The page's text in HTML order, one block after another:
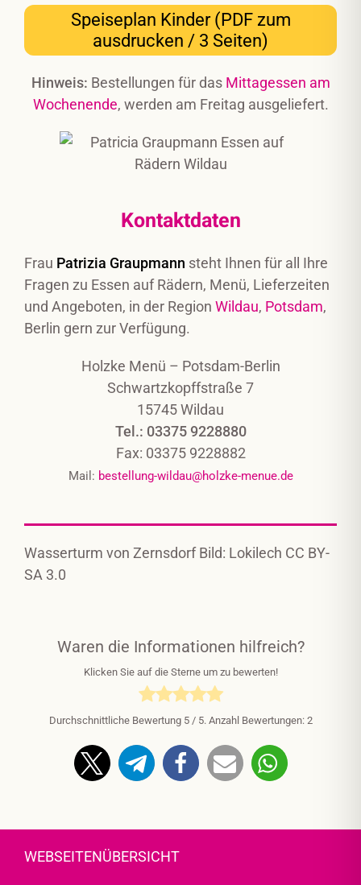
Speiseplan Kinder (PDF zum
ausdrucken / 3 Seiten)
Hinweis: Bestellungen für das Mittagessen am
Wochenende, werden am Freitag ausgeliefert.
Kontaktdaten
Frau Patrizia Graupmann steht Ihnen für all Ihre
Fragen zu Essen auf Rädern, Menü, Lieferzeiten
und Angeboten, in der Region Wildau, Potsdam,
Berlin gern zur Verfügung.
Holzke Menü – Potsdam-Berlin
Schwartzkopffstraße 7
15745 Wildau
Tel.: 03375 9228880
Fax: 03375 9228882
Mail: bestellung-wildau@holzke-menue.de
Wasserturm von Zernsdorf Bild: Lokilech CC BY-
SA 3.0
Waren die Informationen hilfreich?
Klicken Sie auf die Sterne um zu bewerten!
Durchschnittliche Bewertung 5/ 5. Anzahl Bewertungen: 2
WEBSEITENÜBERSICHT